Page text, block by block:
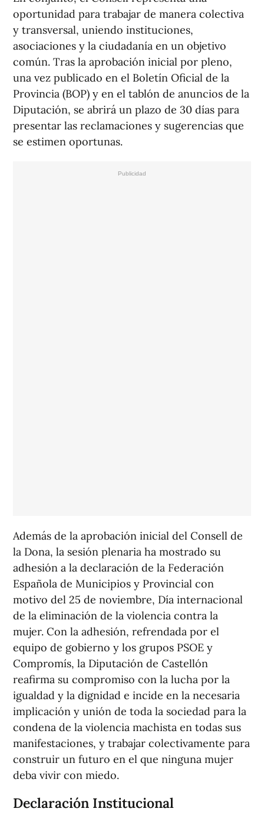
oportunidad para trabajar de manera colectiva
y transversal, uniendo instituciones,
asociaciones y la ciudadanía en un objetivo
común. Tras la aprobación inicial por pleno,
una vez publicado en el Boletín Oficial de la
Provincia (BOP) y en el tablón de anuncios de la
Diputación, se abrirá un plazo de 30 días para
presentar las reclamaciones y sugerencias que
se estimen oportunas.
Además de la aprobación inicial del Consell de
la Dona, la sesión plenaria ha mostrado su
adhesión a la declaración de la Federación
Española de Municipios y Provincial con
motivo del 25 de noviembre, Día internacional
de la eliminación de la violencia contra la
mujer. Con la adhesión, refrendada por el
equipo de gobierno y los grupos PSOE y
Compromís, la Diputación de Castellón
reafirma su compromiso con la lucha por la
igualdad y la dignidad e incide en la necesaria
implicación y unión de toda la sociedad para la
condena de la violencia machista en todas sus
manifestaciones, y trabajar colectivamente para
construir un futuro en el que ninguna mujer
deba vivir con miedo.
Declaración Institucional